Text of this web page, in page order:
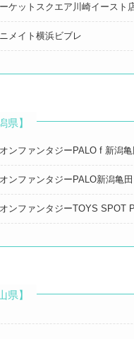
ケットスクエア川崎イースト
メイト横浜ビブレ
県】
ンファンタジーPALO f 新潟
ンファンタジーPALO新潟亀
ンファンタジーTOYS SPOT
県】